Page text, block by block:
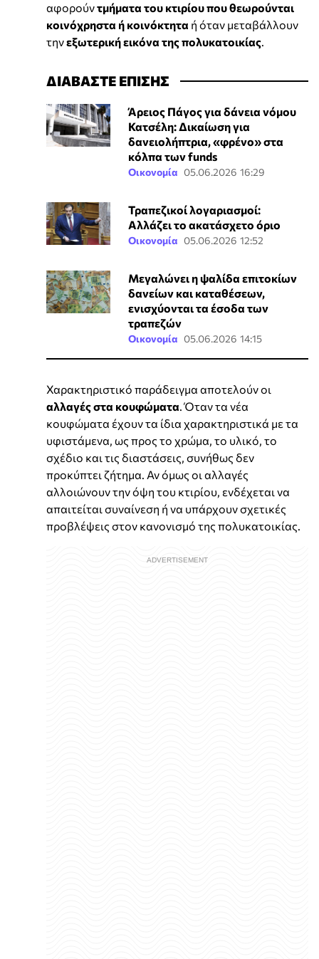
αφορούντμήματα του κτιρίου που θεωρούνται
κοινόχρηστα ή κοινόκτητα ή όταν μεταβάλλουν
τηνεξωτερική εικόνα της πολυκατοικίας.
ΔΙΑΒΑΣΤΕ ΕΠΙΣΗΣ
Άρειος Πάγος για δάνεια νόμου
Κατσέλη: Δικαίωση για
δανειολήπτρια, «φρένο» στα
κόλπα των funds
Οικονομία 05.06.2026 16:29
Τραπεζικοί λογαριασμοί:
Αλλάζει το ακατάσχετο όριο
Οικονομία 05.06.2026 12:52
Μεγαλώνει η ψαλίδα επιτοκίων
δανείων και καταθέσεων,
ενισχύονται τα έσοδα των
τραπεζών
Οικονομία 05.06.2026 14:15
Χαρακτηριστικό παράδειγμα αποτελούν οι
αλλαγές στα κουφώματα. Όταν τα νέα
κουφώματα έχουν τα ίδια χαρακτηριστικά με τα
υφιστάμενα, ως προς το χρώμα, το υλικό, το
σχέδιο και τις διαστάσεις, συνήθως δεν
προκύπτει ζήτημα. Αν όμως οι αλλαγές
αλλοιώνουν την όψη του κτιρίου, ενδέχεται να
απαιτείται συναίνεση ή να υπάρχουν σχετικές
προβλέψεις στον κανονισμό της πολυκατοικίας.